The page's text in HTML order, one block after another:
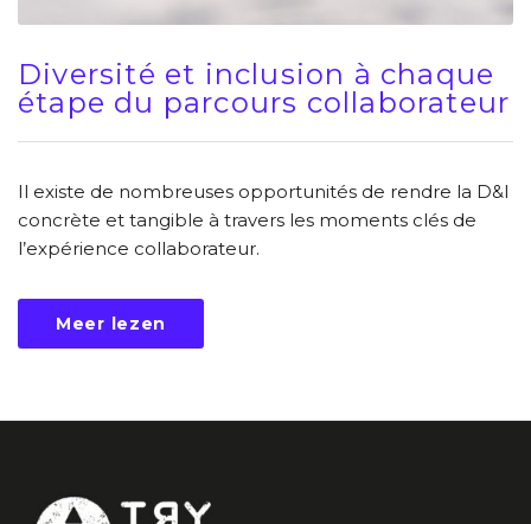
Diversité et inclusion à chaque
étape du parcours collaborateur
Il existe de nombreuses opportunités de rendre la D&I
concrète et tangible à travers les moments clés de
l’expérience collaborateur.
Meer lezen